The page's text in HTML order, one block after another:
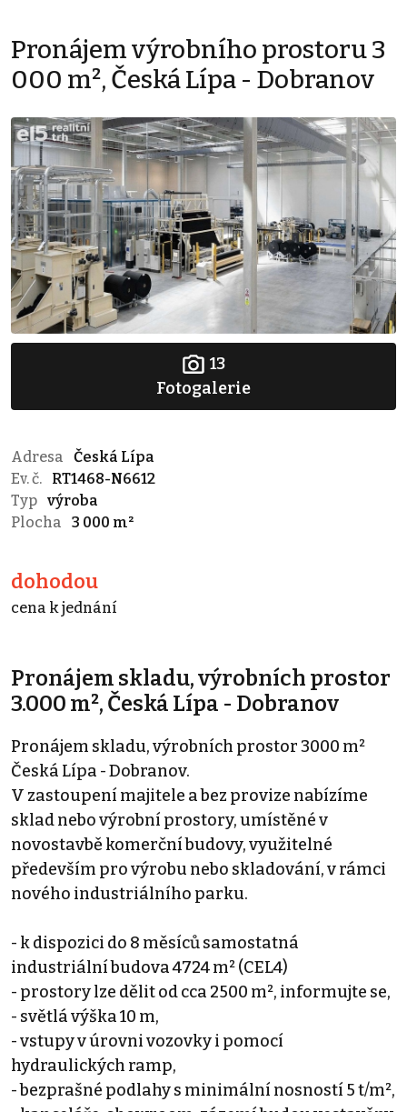
Pronájem výrobního prostoru 3
000 m², Česká Lípa - Dobranov
13
Fotogalerie
Adresa
Česká Lípa
Ev. č.
RT1468-N6612
Typ výroba
Plocha
3 000 m²
dohodou
cena k jednání
Pronájem skladu, výrobních prostor
3.000 m², Česká Lípa - Dobranov
Pronájem skladu, výrobních prostor 3000 m²
Česká Lípa - Dobranov.
V zastoupení majitele a bez provize nabízíme
sklad nebo výrobní prostory, umístěné v
novostavbě komerční budovy, využitelné
především pro výrobu nebo skladování, v rámci
nového industriálního parku.
- k dispozici do 8 měsíců samostatná
industriální budova 4724 m² (CEL4)
- prostory lze dělit od cca 2500 m², informujte se,
- světlá výška 10 m,
- vstupy v úrovni vozovky i pomocí
hydraulických ramp,
- bezprašné podlahy s minimální nosností 5 t/m²,